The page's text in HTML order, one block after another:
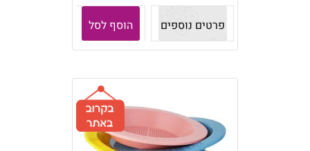
פרטים נוספים
הוסף לסל